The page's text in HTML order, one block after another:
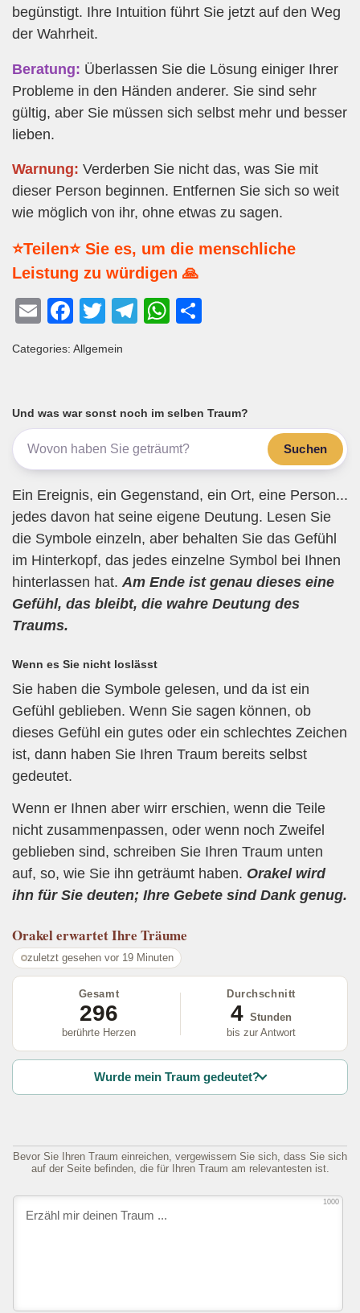
begünstigt. Ihre Intuition führt Sie jetzt auf den Weg
der Wahrheit.
Beratung: Überlassen Sie die Lösung einiger Ihrer
Probleme in den Händen anderer. Sie sind sehr
gültig, aber Sie müssen sich selbst mehr und besser
lieben.
Warnung: Verderben Sie nicht das, was Sie mit
dieser Person beginnen. Entfernen Sie sich so weit
wie möglich von ihr, ohne etwas zu sagen.
⭐Teilen⭐ Sie es, um die menschliche
Leistung zu würdigen 🙏
E
ail
F
c
b
o
o
k
T
tt
T
a
m
W
A
p
p
Categories: Allgemein
Und was war sonst noch im selben Traum?
Suchen
Ein Ereignis, ein Gegenstand, ein Ort, eine Person...
jedes davon hat seine eigene Deutung. Lesen Sie
die Symbole einzeln, aber behalten Sie das Gefühl
im Hinterkopf, das jedes einzelne Symbol bei Ihnen
hinterlassen hat. Am Ende ist genau dieses eine
Gefühl, das bleibt, die wahre Deutung des
Traums.
Wenn es Sie nicht loslässt
Sie haben die Symbole gelesen, und da ist ein
Gefühl geblieben. Wenn Sie sagen können, ob
dieses Gefühl ein gutes oder ein schlechtes Zeichen
ist, dann haben Sie Ihren Traum bereits selbst
gedeutet.
Wenn er Ihnen aber wirr erschien, wenn die Teile
nicht zusammenpassen, oder wenn noch Zweifel
geblieben sind, schreiben Sie Ihren Traum unten
auf, so, wie Sie ihn geträumt haben. Orakel wird
ihn für Sie deuten; Ihre Gebete sind Dank genug.
Orakelerwartet Ihre Träume
zuletzt gesehen vor 19 Minuten
Gesamt
296
berührte Herzen
Durchschnitt
4 Stunden
bis zur Antwort
Wurde mein Traum gedeutet?
Bevor Sie Ihren Traum einreichen, vergewissern Sie sich, dass Sie sich
auf der Seite befinden, die für Ihren Traum am relevantesten ist.
1000